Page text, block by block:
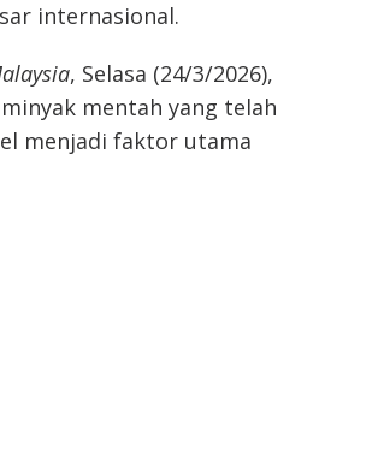
internasional.
, Selasa (24/3/2026),
mentah yang telah
menjadi faktor utama